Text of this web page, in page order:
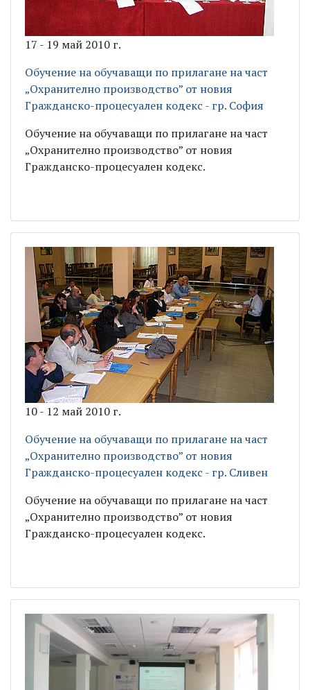
17 - 19 май 2010 г.
Обучение на обучаващи по прилагане на част
„Охранително производство” от новия
Гражданско-процесуален кодекс - гр. София
Обучение на обучаващи по прилагане на част
„Охранително производство” от новия
Гражданско-процесуален кодекс.
10 - 12 май 2010 г.
Обучение на обучаващи по прилагане на част
„Охранително производство” от новия
Гражданско-процесуален кодекс - гр. Сливен
Обучение на обучаващи по прилагане на част
„Охранително производство” от новия
Гражданско-процесуален кодекс.